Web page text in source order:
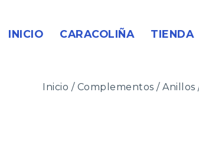
contenido
INICIO CARACOLIÑA TIENDA
Inicio / Complementos / Anillos